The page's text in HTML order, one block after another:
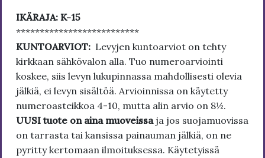
IKÄRAJA: K-15
**************************
KUNTOARVIOT: Levyjen kuntoarviot on tehty
kirkkaan sähkövalon alla. Tuo numeroarviointi
koskee, siis levyn lukupinnassa mahdollisesti olevia
jälkiä, ei levyn sisältöä. Arvioinnissa on käytetty
numeroasteikkoa 4-10, mutta alin arvio on 8½.
UUSI tuote on aina muoveissa ja jos suojamuovissa
on tarrasta tai kansissa painauman jälkiä, on ne
pyritty kertomaan ilmoituksessa. Käytetyissä